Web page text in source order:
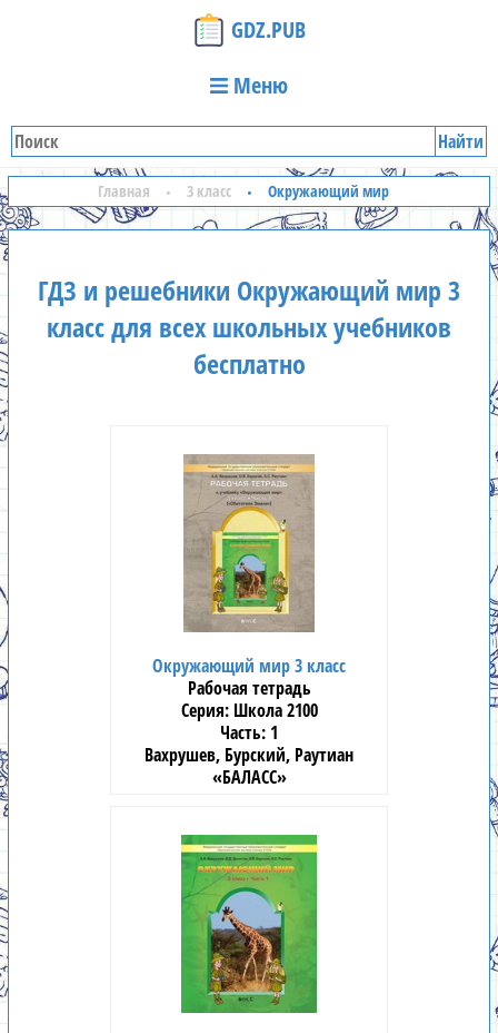
GDZ.PUB
Меню
Найти
Главная 3 класс Окружающий мир
ГДЗ и решебники Окружающий мир 3
класс для всех школьных учебников
бесплатно
Окружающий мир 3 класс
Рабочая тетрадь
Школа 2100
1
Вахрушев, Бурский, Раутиан
«БАЛАСС»